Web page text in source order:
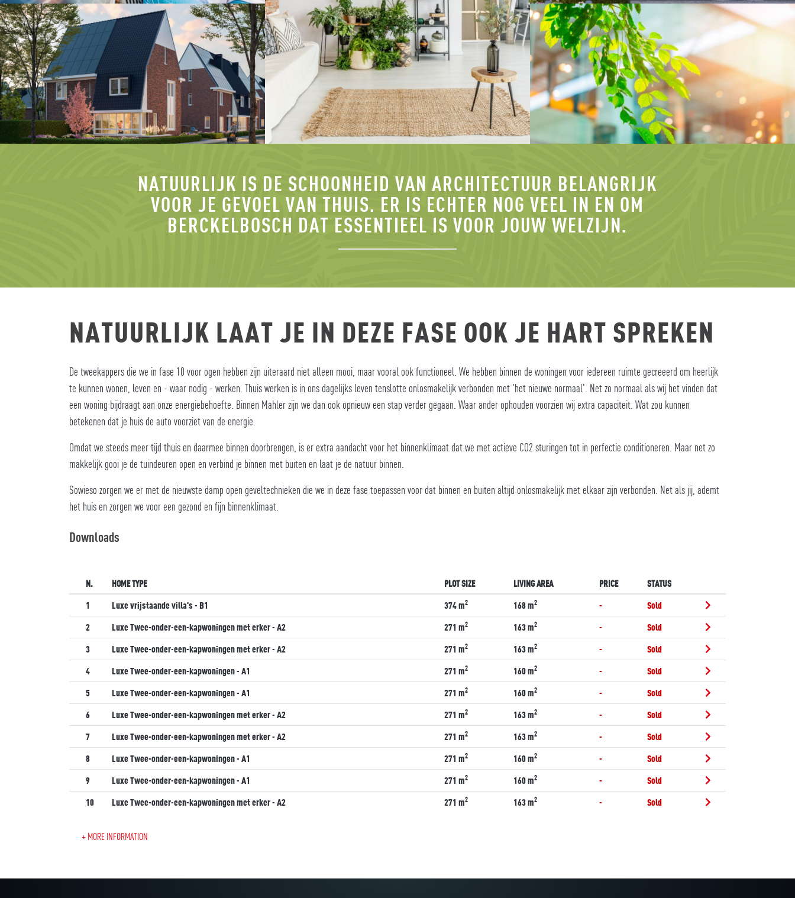
NATUURLIJK IS DE SCHOONHEID VAN ARCHITECTUUR BELANGRIJK
VOOR JE GEVOEL VAN THUIS. ER IS ECHTER NOG VEEL IN EN OM
BERCKELBOSCH DAT ESSENTIEEL IS VOOR JOUW WELZIJN.
NATUURLIJK LAAT JE IN DEZE FASE OOK JE HART SPREKEN
De tweekappers die we in fase 10 voor ogen hebben zijn uiteraard niet alleen mooi, maar vooral ook functioneel. We hebben binnen de woningen voor iedereen ruimte gecreeerd om heerlijk
te kunnen wonen, leven en - waar nodig - werken. Thuis werken is in ons dagelijks leven tenslotte onlosmakelijk verbonden met 'het nieuwe normaal'. Net zo normaal als wij het vinden dat
een woning bijdraagt aan onze energiebehoefte. Binnen Mahler zijn we dan ook opnieuw een stap verder gegaan. Waar ander ophouden voorzien wij extra capaciteit. Wat zou kunnen
betekenen dat je huis de auto voorziet van de energie.
Omdat we steeds meer tijd thuis en daarmee binnen doorbrengen, is er extra aandacht voor het binnenklimaat dat we met actieve CO2 sturingen tot in perfectie conditioneren. Maar net zo
makkelijk gooi je de tuindeuren open en verbind je binnen met buiten en laat je de natuur binnen.
Sowieso zorgen we er met de nieuwste damp open geveltechnieken die we in deze fase toepassen voor dat binnen en buiten altijd onlosmakelijk met elkaar zijn verbonden. Net als jij, ademt
het huis en zorgen we voor een gezond en fijn binnenklimaat.
Downloads
N. HOME TYPE PLOT SIZE LIVING AREA PRICE STATUS
1 Luxe vrijstaande villa's - B1 374 m2 168 m2 -
Sold
2
Luxe Twee-onder-een-kapwoningen met erker - A2 271 m2 163 m2 -
Sold
3
Luxe Twee-onder-een-kapwoningen met erker - A2 271 m2 163 m2 -
Sold
4
Luxe Twee-onder-een-kapwoningen - A1 271 m2 160 m2 -
Sold
5
Luxe Twee-onder-een-kapwoningen - A1 271 m2 160 m2 -
Sold
6
Luxe Twee-onder-een-kapwoningen met erker - A2 271 m2 163 m2 -
Sold
7
Luxe Twee-onder-een-kapwoningen met erker - A2 271 m2 163 m2 -
Sold
8
Luxe Twee-onder-een-kapwoningen - A1 271 m2 160 m2 -
Sold
9
Luxe Twee-onder-een-kapwoningen - A1 271 m2 160 m2 -
Sold
10
Luxe Twee-onder-een-kapwoningen met erker - A2 271 m2 163 m2 - Sold
+ MORE INFORMATION